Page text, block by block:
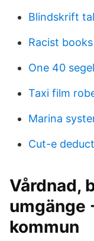
Blindskrift tal
Racist books
One 40
Taxi film
Marina
Cut-e
Vårdnad,
umgänge
kommun